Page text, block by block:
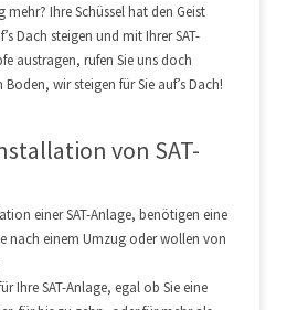
mehr? Ihre Schüssel hat den Geist
Dach steigen und mit Ihrer SAT-
austragen, rufen Sie uns doch
wir steigen für Sie auf’s Dach!
von SAT-
einer SAT-Anlage, benötigen eine
nach einem Umzug oder wollen von
Ihre SAT-Anlage, egal ob Sie eine